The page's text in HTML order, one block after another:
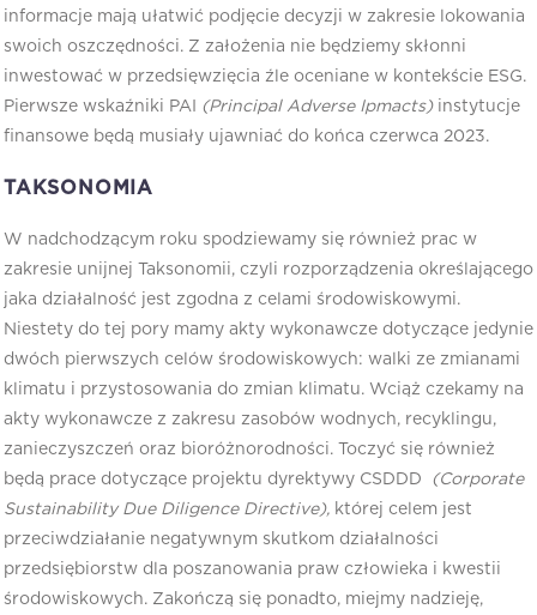
informacje mają ułatwić podjęcie decyzji w zakresie lokowania
swoich oszczędności. Z założenia nie będziemy skłonni
inwestować w przedsięwzięcia źle oceniane w kontekście ESG.
Pierwsze wskaźniki PAI (Principal Adverse Ipmacts)instytucje
finansowe będą musiały ujawniać do końca czerwca 2023.
TAKSONOMIA
W nadchodzącym roku spodziewamy się również prac w
zakresie unijnej Taksonomii, czyli rozporządzenia określającego
jaka działalność jest zgodna z celami środowiskowymi.
Niestety do tej pory mamy akty wykonawcze dotyczące jedynie
dwóch pierwszych celów środowiskowych: walki ze zmianami
klimatu i przystosowania do zmian klimatu. Wciąż czekamy na
akty wykonawcze z zakresu zasobów wodnych, recyklingu,
zanieczyszczeń oraz bioróżnorodności. Toczyć się również
będą prace dotyczące projektu dyrektywy CSDDD (Corporate
Sustainability Due Diligence Directive), której celem jest
przeciwdziałanie negatywnym skutkom działalności
przedsiębiorstw dla poszanowania praw człowieka i kwestii
środowiskowych. Zakończą się ponadto, miejmy nadzieję,